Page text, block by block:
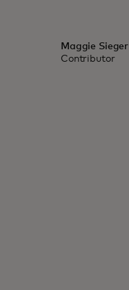
Maggie Sieger
Contributor